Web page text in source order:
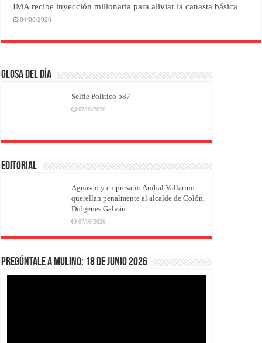
IMA recibe inyección millonaria para aliviar la canasta básica
04/08/2026
Glosa del Día
Selfie Político 587
07/08/2026
EDITORIAL
Aguaseo y empresario Aníbal Vallarino
querellan penalmente al alcalde de Colón,
Diógenes Galván
07/08/2026
Pregúntale a Mulino: 18 de junio 2026